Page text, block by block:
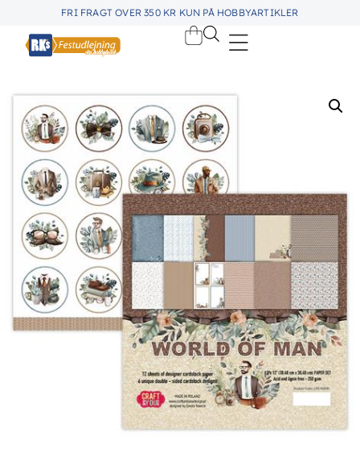
FRI FRAGT OVER 350 KR KUN PÅ HOBBYARTIKLER